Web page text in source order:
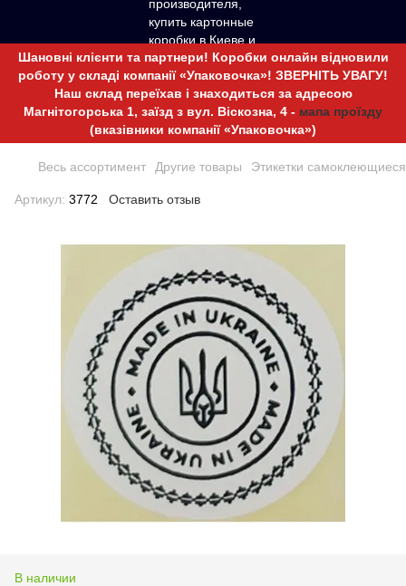
Шановні клієнти та партнери! Коробки онлайн відновили
роботу у складі компанії «Упаковочка»! ЗВЕРНІТЬ УВАГУ!
Наш склад переїхав і знаходиться за адресою
Магнітогорська 1, заїзд з вул. Віскозна, 4 - мапа проїзду
(вказівники компанії «Упаковочка»)
Весь ассортимент Другие товары Этикетки самоклеющиеся
Артикул: 3772 Оставить отзыв
В наличии